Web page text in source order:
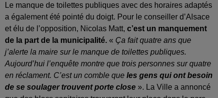
Le manque de toilettes publiques avec des horaires adaptés
a également été pointé du doigt. Pour le conseiller d’Alsace
et élu de l’opposition, Nicolas Matt, c’est un manquement
de la part de la municipalité. « Ça fait quatre ans que
j’alerte la maire sur le manque de toilettes publiques.
Aujourd’hui l’enquête montre que trois personnes sur quatre
en réclament. C’est un comble que les gens qui ont besoin
de se soulager trouvent porte close ». La Ville a annoncé